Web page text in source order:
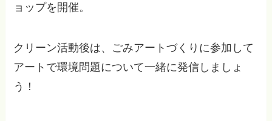
ョップを開催。
クリーン活動後は、ごみアートづくりに参加して
アートで環境問題について一緒に発信しましょ
う！